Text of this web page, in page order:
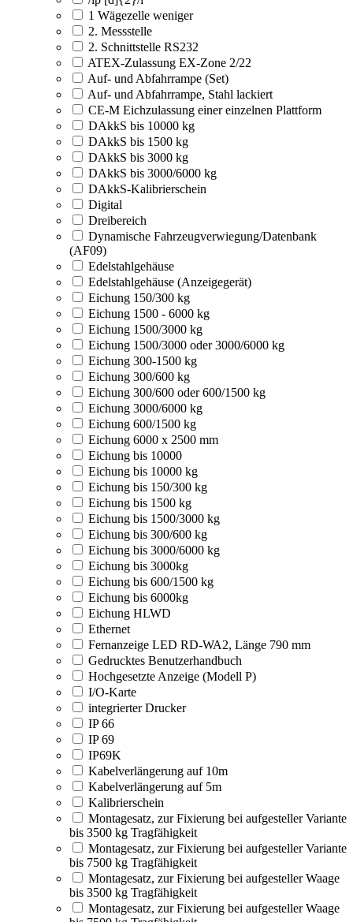
1 Wägezelle weniger
2. Messstelle
2. Schnittstelle RS232
ATEX-Zulassung EX-Zone 2/22
Auf- und Abfahrrampe (Set)
Auf- und Abfahrrampe, Stahl lackiert
CE-M Eichzulassung einer einzelnen Plattform
DAkkS bis 10000 kg
DAkkS bis 1500 kg
DAkkS bis 3000 kg
DAkkS bis 3000/6000 kg
DAkkS-Kalibrierschein
Digital
Dreibereich
Dynamische Fahrzeugverwiegung/Datenbank
(AF09)
Edelstahlgehäuse
Edelstahlgehäuse (Anzeigegerät)
Eichung 150/300 kg
Eichung 1500 - 6000 kg
Eichung 1500/3000 kg
Eichung 1500/3000 oder 3000/6000 kg
Eichung 300-1500 kg
Eichung 300/600 kg
Eichung 300/600 oder 600/1500 kg
Eichung 3000/6000 kg
Eichung 600/1500 kg
Eichung 6000 x 2500 mm
Eichung bis 10000
Eichung bis 10000 kg
Eichung bis 150/300 kg
Eichung bis 1500 kg
Eichung bis 1500/3000 kg
Eichung bis 300/600 kg
Eichung bis 3000/6000 kg
Eichung bis 3000kg
Eichung bis 600/1500 kg
Eichung bis 6000kg
Eichung HLWD
Ethernet
Fernanzeige LED RD-WA2, Länge 790 mm
Gedrucktes Benutzerhandbuch
Hochgesetzte Anzeige (Modell P)
I/O-Karte
integrierter Drucker
IP 66
IP 69
IP69K
Kabelverlängerung auf 10m
Kabelverlängerung auf 5m
Kalibrierschein
Montagesatz, zur Fixierung bei aufgesteller Variante
bis 3500 kg Tragfähigkeit
Montagesatz, zur Fixierung bei aufgesteller Variante
bis 7500 kg Tragfähigkeit
Montagesatz, zur Fixierung bei aufgesteller Waage
bis 3500 kg Tragfähigkeit
Montagesatz, zur Fixierung bei aufgesteller Waage